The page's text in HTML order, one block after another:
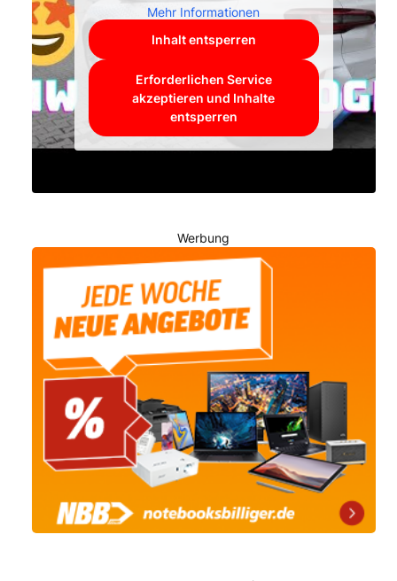
Mehr Informationen
Inhalt entsperren
Erforderlichen Service
akzeptieren und Inhalte
entsperren
Werbung